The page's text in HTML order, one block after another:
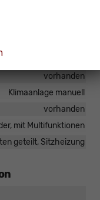
vorhanden
Klimaanlage manuell
vorhanden
mit Multifunktionen
geteilt, Sitzheizung